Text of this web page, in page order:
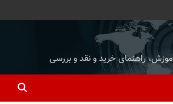
آموزش، راهنمای خرید و نقد و بررسی